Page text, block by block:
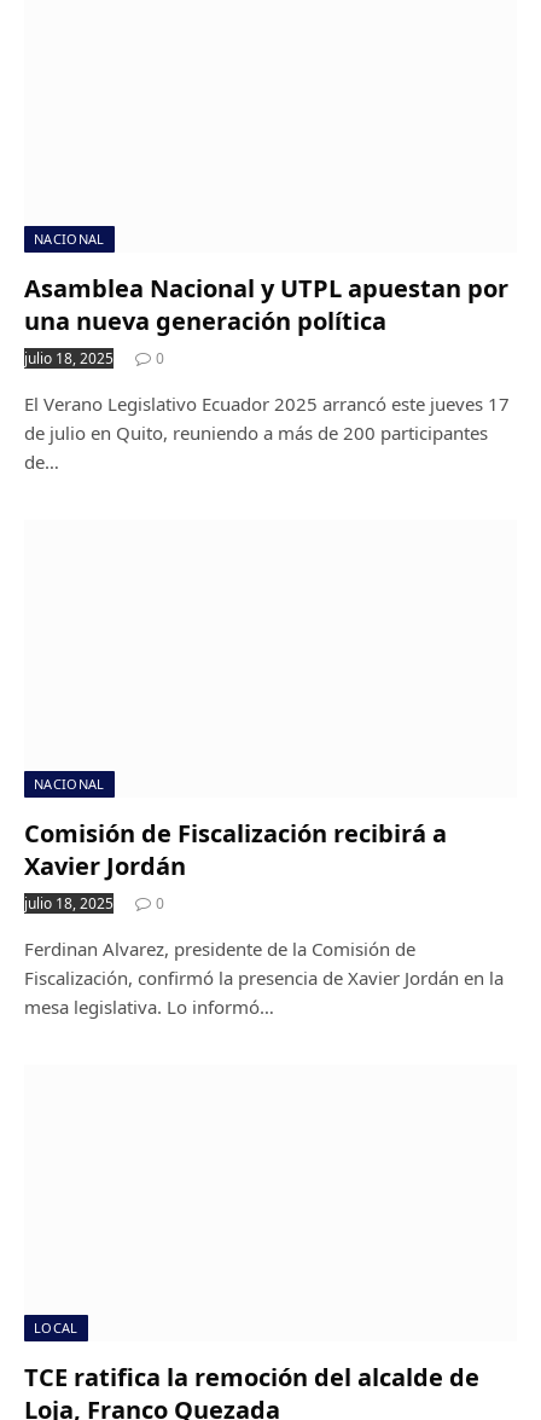
NACIONAL
Asamblea Nacional y UTPL apuestan por
una nueva generación política
julio 18, 2025 0
El Verano Legislativo Ecuador 2025 arrancó este jueves 17
de julio en Quito, reuniendo a más de 200 participantes
de…
NACIONAL
Comisión de Fiscalización recibirá a
Xavier Jordán
julio 18, 2025 0
Ferdinan Alvarez, presidente de la Comisión de
Fiscalización, confirmó la presencia de Xavier Jordán en la
mesa legislativa. Lo informó…
LOCAL
TCE ratifica la remoción del alcalde de
Loja, Franco Quezada